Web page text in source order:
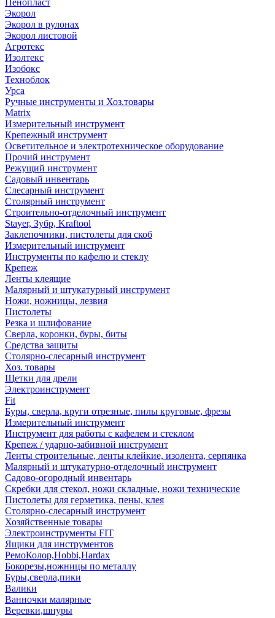
Пенопласт
Экорол
Экорол в рулонах
Экорол листовой
Агротекс
Изолтекс
Изобокс
Техноблок
Урса
Ручные инструменты и Хоз.товары
Matrix
Измерительный инструмент
Крепежный инструмент
Осветительное и электротехническое оборудование
Прочий инструмент
Режущий инструмент
Садовый инвентарь
Слесарный инструмент
Столярный инструмент
Строительно-отделочный инструмент
Stayer, Зубр, Kraftool
Заклепочники, пистолеты для скоб
Измерительный инструмент
Инструменты по кафелю и стеклу
Крепеж
Ленты клеящие
Малярный и штукатурный инструмент
Ножи, ножницы, лезвия
Пистолеты
Резка и шлифование
Сверла, коронки, буры, биты
Средства защиты
Столярно-слесарный инструмент
Хоз. товары
Щетки для дрели
Электроинструмент
Fit
Буры, сверла, круги отрезные, пилы круговые, фрезы
Измерительный инструмент
Инструмент для работы с кафелем и стеклом
Крепеж / ударно-забивной инструмент
Ленты строительные, ленты клейкие, изолента, серпянка
Малярный и штукатурно-отделочный инструмент
Садово-огородный инвентарь
Скребки для стекол, ножи складные, ножи технические
Пистолеты для герметика, пены, клея
Столярно-слесарный инструмент
Хозяйственные товары
Электроинструменты FIT
Ящики для инструментов
РемоКолор,Hobbi,Hardax
Бокорезы,ножницы по металлу
Буры,сверла,пики
Валики
Ванночки малярные
Веревки,шнуры